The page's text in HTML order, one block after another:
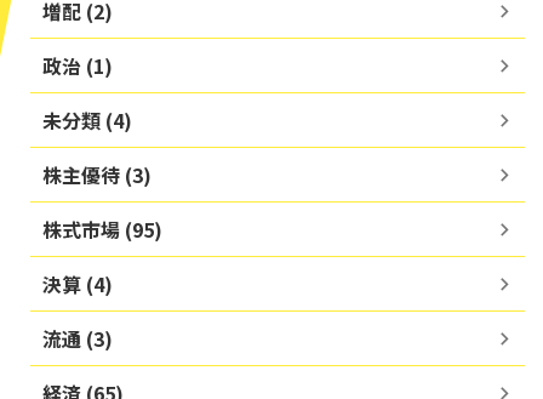
増配 (2)
政治 (1)
未分類 (4)
株主優待 (3)
株式市場 (95)
決算 (4)
流通 (3)